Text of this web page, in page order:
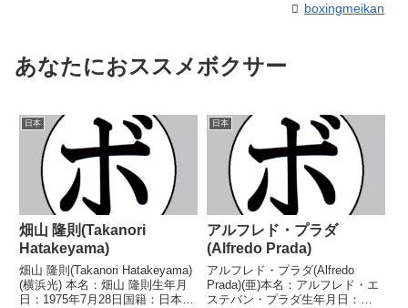
boxingmeikan
あなたにおススメボクサー
日本
畑山 隆則(Takanori
Hatakeyama)
畑山 隆則(Takanori Hatakeyama)
(横浜光) 本名：畑山 隆則生年月
日：1975年7月28日国籍：日本戦
日本
アルフレド・プラダ
(Alfredo Prada)
アルフレド・プラダ(Alfredo
Prada)(亜)本名：アルフレド・エ
ステバン・プラダ生年月日：